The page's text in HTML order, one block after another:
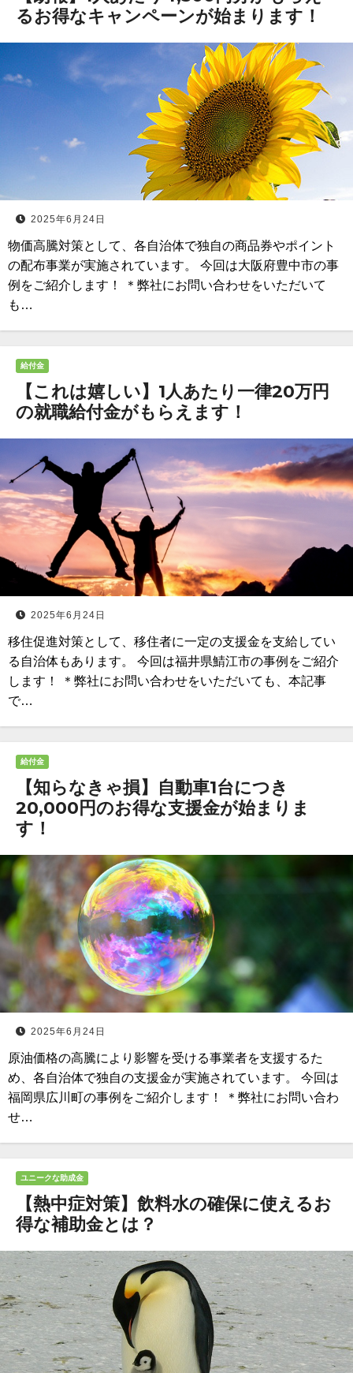
るお得なキャンペーンが始まります！
2025年6月24日
物価高騰対策として、各自治体で独自の商品券やポイント
の配布事業が実施されています。 今回は大阪府豊中市の事
例をご紹介します！ ＊弊社にお問い合わせをいただいて
も…
給付金
【これは嬉しい】1人あたり一律20万円
の就職給付金がもらえます！
2025年6月24日
移住促進対策として、移住者に一定の支援金を支給してい
る自治体もあります。 今回は福井県鯖江市の事例をご紹介
します！ ＊弊社にお問い合わせをいただいても、本記事
で…
給付金
【知らなきゃ損】自動車1台につき
20,000円のお得な支援金が始まりま
す！
2025年6月24日
原油価格の高騰により影響を受ける事業者を支援するた
め、各自治体で独自の支援金が実施されています。 今回は
福岡県広川町の事例をご紹介します！ ＊弊社にお問い合わ
せ…
ユニークな助成金
【熱中症対策】飲料水の確保に使えるお
得な補助金とは？